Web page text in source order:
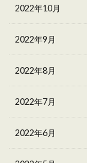
2022年10月
2022年9月
2022年8月
2022年7月
2022年6月